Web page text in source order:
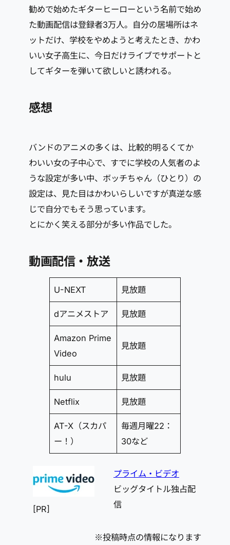
勧めで始めたギターヒーローという名前で始め
た動画配信は登録者3万人。自分の居場所はネ
ットだけ、学校をやめようと考えたとき、かわ
いい女子高生に、今日だけライブでサポートと
してギターを弾いて欲しいと誘われる。
感想
バンドのアニメの多くは、比較的明るくてか
わいい女の子中心で、すでに学校の人気者のよ
うな設定が多い中、ボッチちゃん（ひとり）の
設定は、見た目はかわいらしいですが真逆な感
じで自分でもそう思っています。
とにかく笑える部分が多い作品でした。
動画配信・放送
U-NEXT 見放題
dアニメストア 見放題
Amazon Prime
Video
見放題
hulu 見放題
Netflix 見放題
AT-X（スカパ
ー！）
毎週月曜22：
30など
[PR]
プライム・ビデオ
ビッグタイトル独占配
信
※投稿時点の情報になります